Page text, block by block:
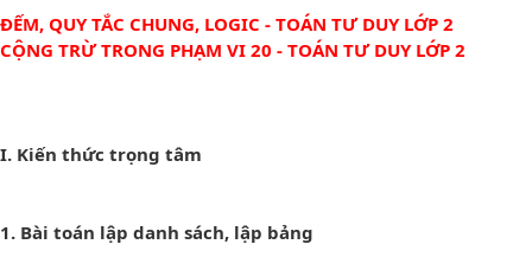
ĐẾM, QUY TẮC CHUNG, LOGIC - TOÁN TƯ DUY LỚP 2
CỘNG TRỪ TRONG PHẠM VI 20 - TOÁN TƯ DUY LỚP 2
I. Kiến thức trọng tâm
1. Bài toán lập danh sách, lập bảng